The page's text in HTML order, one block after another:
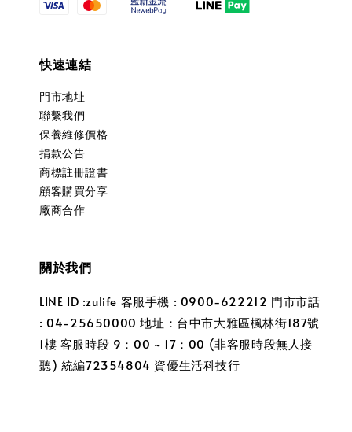
快速連結
門市地址
聯繫我們
保養維修價格
捐款公告
商標註冊證書
顧客購買分享
廠商合作
關於我們
LINE ID :zulife 客服手機 : 0900-622212 門市市話
: 04-25650000 地址：台中市大雅區楓林街187號
1樓 客服時段 9：00 ~ 17：00 (非客服時段無人接
聽) 統編72354804 資優生活科技行